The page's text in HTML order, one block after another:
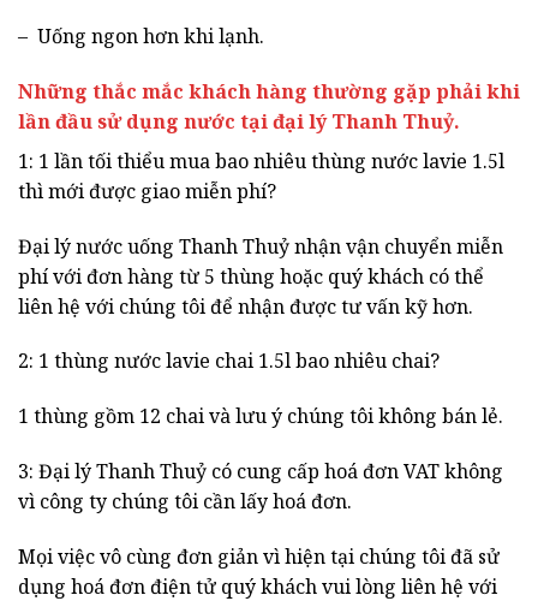
– Uống ngon hơn khi lạnh.
Những thắc mắc khách hàng thường gặp phải khi
lần đầu sử dụng nước tại đại lý Thanh Thuỷ.
1: 1 lần tối thiểu mua bao nhiêu thùng nước lavie 1.5l
thì mới được giao miễn phí?
Đại lý nước uống Thanh Thuỷ nhận vận chuyển miễn
phí với đơn hàng từ 5 thùng hoặc quý khách có thể
liên hệ với chúng tôi để nhận được tư vấn kỹ hơn.
2: 1 thùng nước lavie chai 1.5l bao nhiêu chai?
1 thùng gồm 12 chai và lưu ý chúng tôi không bán lẻ.
3: Đại lý Thanh Thuỷ có cung cấp hoá đơn VAT không
vì công ty chúng tôi cần lấy hoá đơn.
Mọi việc vô cùng đơn giản vì hiện tại chúng tôi đã sử
dụng hoá đơn điện tử quý khách vui lòng liên hệ với